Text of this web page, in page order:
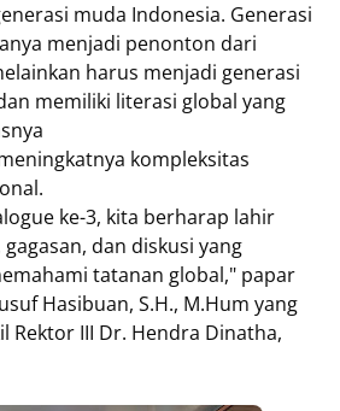
muda Indonesia. Generasi
menjadi penonton dari
harus menjadi generasi
memiliki literasi global yang
kompleksitas
ke-3, kita berharap lahir
dan diskusi yang
tatanan global," papar
Hasibuan, S.H., M.Hum yang
Rektor III Dr. Hendra Dinatha,